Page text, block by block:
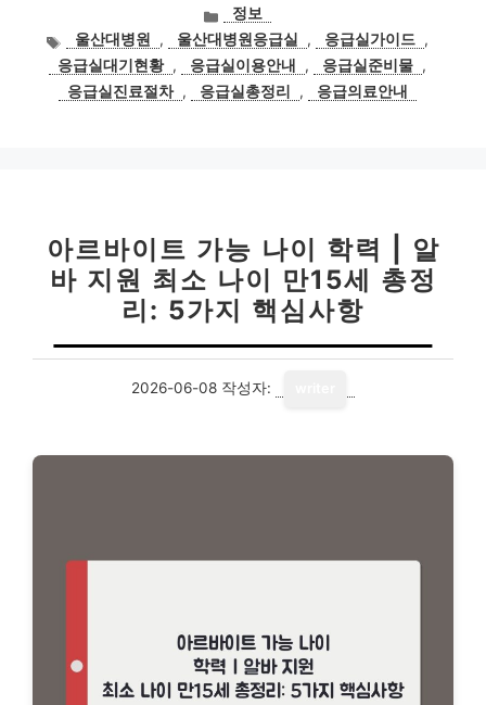
카
테
고
리
정보
태
그
울산대병원 , 울산대병원응급실 , 응급실가이드 ,
응급실대기현황 , 응급실이용안내 , 응급실준비물 ,
응급실진료절차 , 응급실총정리 , 응급의료안내
아르바이트 가능 나이 학력 | 알
바 지원 최소 나이 만15세 총정
리: 5가지 핵심사항
2026-06-08 작성자: